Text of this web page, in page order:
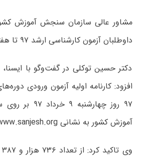
مشاور عالی سازمان سنجش آموزش کشور
داوطلبان آزمون کارشناسی ارشد ۹۷ تا هفته آینده خبر داد.
دکتر حسین توکلی در گفت‌وگو با
افزود: کارنامه اولیه آزمون ورودی
۹۷ روز
آموزش کشور به نشانی ‌www.sanjesh.org منتشر شد.